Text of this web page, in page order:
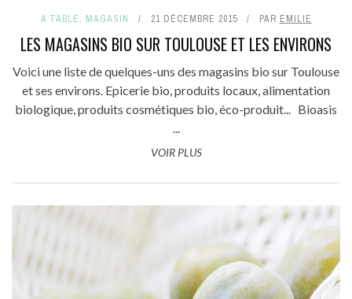
A TABLE, MAGASIN 21 DÉCEMBRE 2015 PAR EMILIE
LES MAGASINS BIO SUR TOULOUSE ET LES ENVIRONS
Voici une liste de quelques-uns des magasins bio sur Toulouse
et ses environs. Epicerie bio, produits locaux, alimentation
biologique, produits cosmétiques bio, éco-produit... Bioasis
...
VOIR PLUS